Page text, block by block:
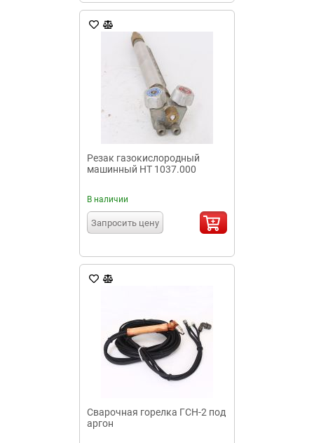
Резак газокислородный
машинный НТ 1037.000
В наличии
Запросить цену
Сварочная горелка ГСН-2 под
аргон